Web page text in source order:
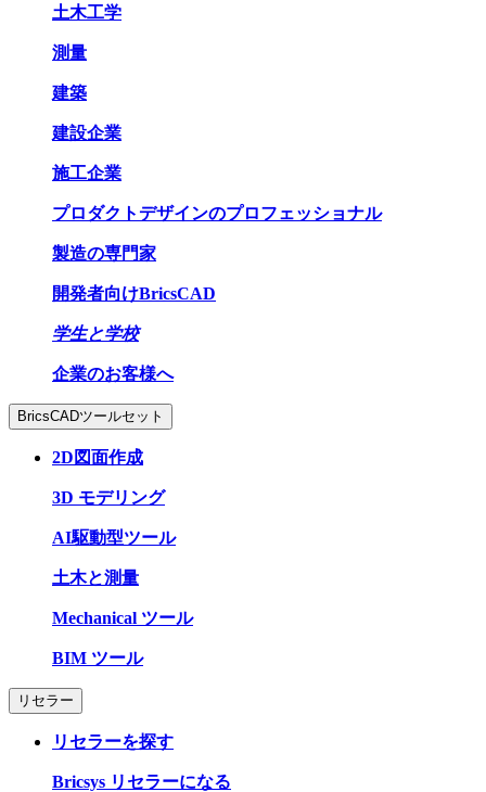
土木工学
測量
建築
建設企業
施工企業
プロダクトデザインのプロフェッショナル
製造の専門家
開発者向けBricsCAD
学生と学校
企業のお客様へ
BricsCADツールセット
2D図面作成
3D モデリング
AI駆動型ツール
土木と測量
Mechanical ツール
BIM ツール
リセラー
リセラーを探す
Bricsys リセラーになる